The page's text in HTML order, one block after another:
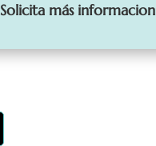
Solicita más informacion